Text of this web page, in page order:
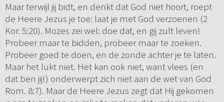
Maar terwijl jij bidt, en denkt dat God niet hoort, roept
de Heere Jezus je toe: laat je met God verzoenen (2
Kor. 5:20). Mozes zei wel: doe dat, en gij zult leven!
Probeer maar te bidden, probeer maar te zoeken.
Probeer goed te doen, en de zonde achter je te laten.
Maar het lukt niet. Het kan ook niet, want vlees (en
dat ben jij!) onderwerpt zich niet aan de wet van God
Rom. 8:7). Maar de Heere Jezus zegt dat Hij gekomen